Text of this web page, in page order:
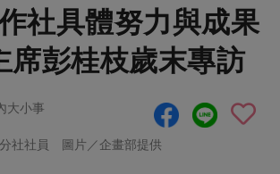
米麵雜糧
一週
合作聯合國
生活提案
親子食育
社具體努力與成果
彭桂枝歲末專訪
大小事
社社員 圖片／企畫部提供